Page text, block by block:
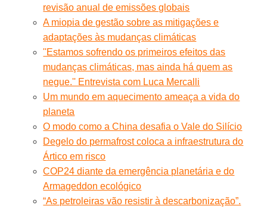
revisão anual de emissões globais
A miopia de gestão sobre as mitigações e
adaptações às mudanças climáticas
''Estamos sofrendo os primeiros efeitos das
mudanças climáticas, mas ainda há quem as
negue.'' Entrevista com Luca Mercalli
Um mundo em aquecimento ameaça a vida do
planeta
O modo como a China desafia o Vale do Silício
Degelo do permafrost coloca a infraestrutura do
Ártico em risco
COP24 diante da emergência planetária e do
Armageddon ecológico
“As petroleiras vão resistir à descarbonização”.